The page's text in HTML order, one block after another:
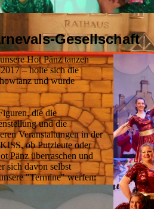
Gesellschaft
Hot Pänz tanzen
– holte sich die
und wurde
die die
und die
Veranstaltungen in der
ob Putzleute oder
Pänz überraschen und
sich davon selbst
"Termine" werfen: